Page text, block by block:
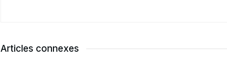
Articles connexes